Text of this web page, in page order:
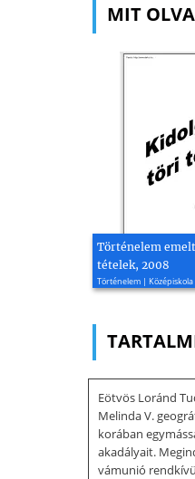
MIT
Történelem
tételek, 2008
Történelem | Középiskola
Eötvös Loránd
Melinda V.
korában
akadályait.
vámunió